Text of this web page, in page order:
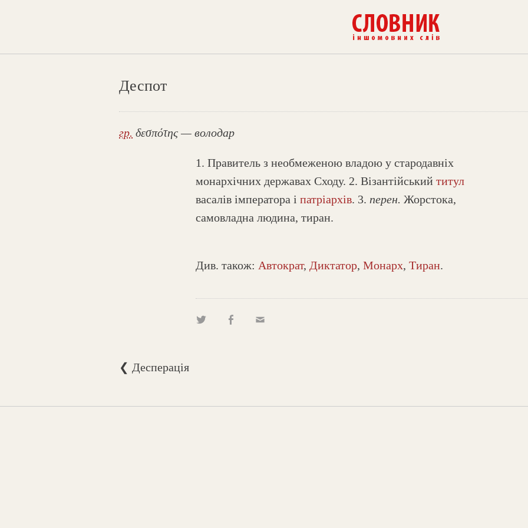
Деспот
гр. δεσπότης — володар
1. Правитель з необмеженою владою у стародавніх
монархічних державах Сходу. 2. Візантійський титул
васалів імператора і патріархів. 3. перен. Жорстока,
самовладна людина, тиран.
Див. також: Автократ, Диктатор, Монарх, Тиран.
❮ Десперація